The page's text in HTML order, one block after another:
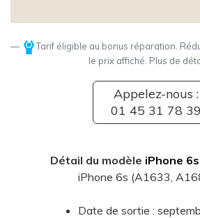
Tarif éligible au bonus réparation.
le prix affiché. Plus de
Appelez-nous :
01 45 31 78 39
Détail du modèle iPhone
iPhone 6s (A1633,
Date de sortie :